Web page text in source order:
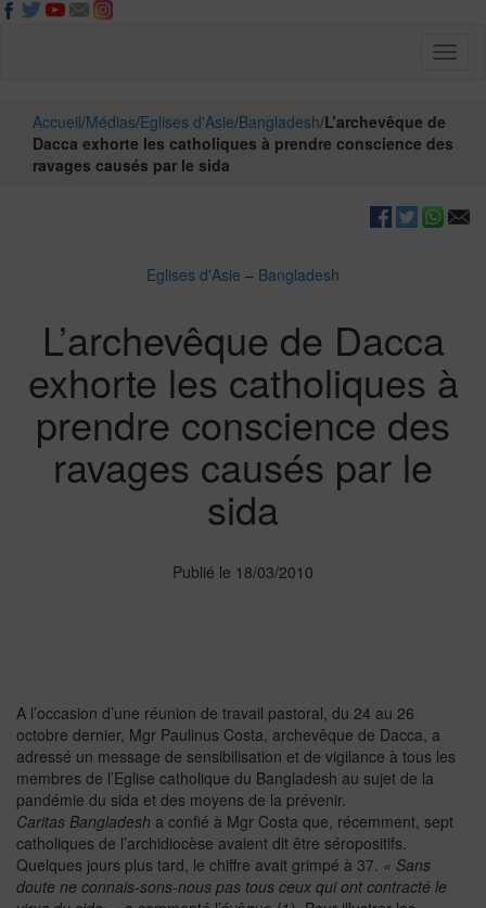
Accueil/Médias/Eglises d'Asie/Bangladesh/L’archevêque de
Dacca exhorte les catholiques à prendre conscience des
ravages causés par le sida
Eglises d'Asie – Bangladesh
L’archevêque de Dacca
exhorte les catholiques à
prendre conscience des
ravages causés par le
sida
Publié le 18/03/2010
A l’occasion d’une réunion de travail pastoral, du 24 au 26
octobre dernier, Mgr Paulinus Costa, archevêque de Dacca, a
adressé un message de sensibilisation et de vigilance à tous les
membres de l’Eglise catholique du Bangladesh au sujet de la
pandémie du sida et des moyens de la prévenir.
Caritas Bangladesh a confié à Mgr Costa que, récemment, sept
catholiques de l’archidiocèse avaient dit être séropositifs.
Quelques jours plus tard, le chiffre avait grimpé à 37. « Sans
doute ne connais-sons-nous pas tous ceux qui ont contracté le